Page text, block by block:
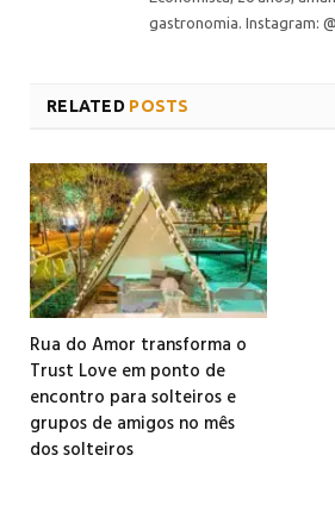
gastronomia. Instagram:
RELATED POSTS
Rua do Amor transforma o
Trust Love em ponto de
encontro para solteiros e
grupos de amigos no mês
dos solteiros